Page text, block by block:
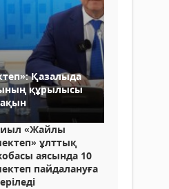
Қазалыда
құрылысы
«Жайлы
ұлттық
аясында 10
пайдалануға